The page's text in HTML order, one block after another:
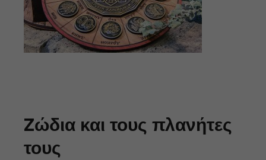
Zώδια και τους πλανήτες
τους